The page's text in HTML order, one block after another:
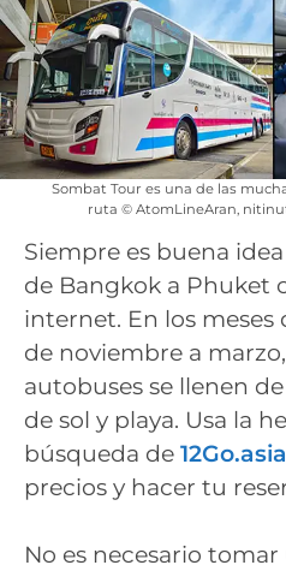
Sombat Tour es una de las
ruta © AtomLineAran,
Siempre es buena
de Bangkok a Phuket
internet. En los meses
de noviembre a
autobuses se llenen
de sol y playa. Usa la
búsqueda de 12Go.asia
precios y hacer tu
No es necesario